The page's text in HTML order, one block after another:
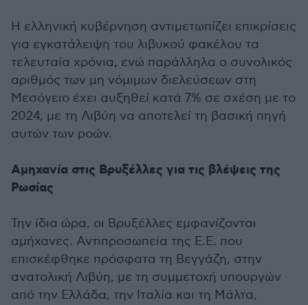
Η ελληνική κυβέρνηση αντιμετωπίζει επικρίσεις
για εγκατάλειψη του λιβυκού φακέλου τα
τελευταία χρόνια, ενώ παράλληλα ο συνολικός
αριθμός των μη νόμιμων διελεύσεων στη
Μεσόγειο έχει αυξηθεί κατά 7% σε σχέση με το
2024, με τη Λιβύη να αποτελεί τη βασική πηγή
αυτών των ροών.
Αμηχανία στις Βρυξέλλες για τις βλέψεις της
Ρωσίας
Την ίδια ώρα, οι Βρυξέλλες εμφανίζονται
αμήχανες. Αντιπροσωπεία της Ε.Ε. που
επισκέφθηκε πρόσφατα τη Βεγγάζη, στην
ανατολική Λιβύη, με τη συμμετοχή υπουργών
από την Ελλάδα, την Ιταλία και τη Μάλτα,